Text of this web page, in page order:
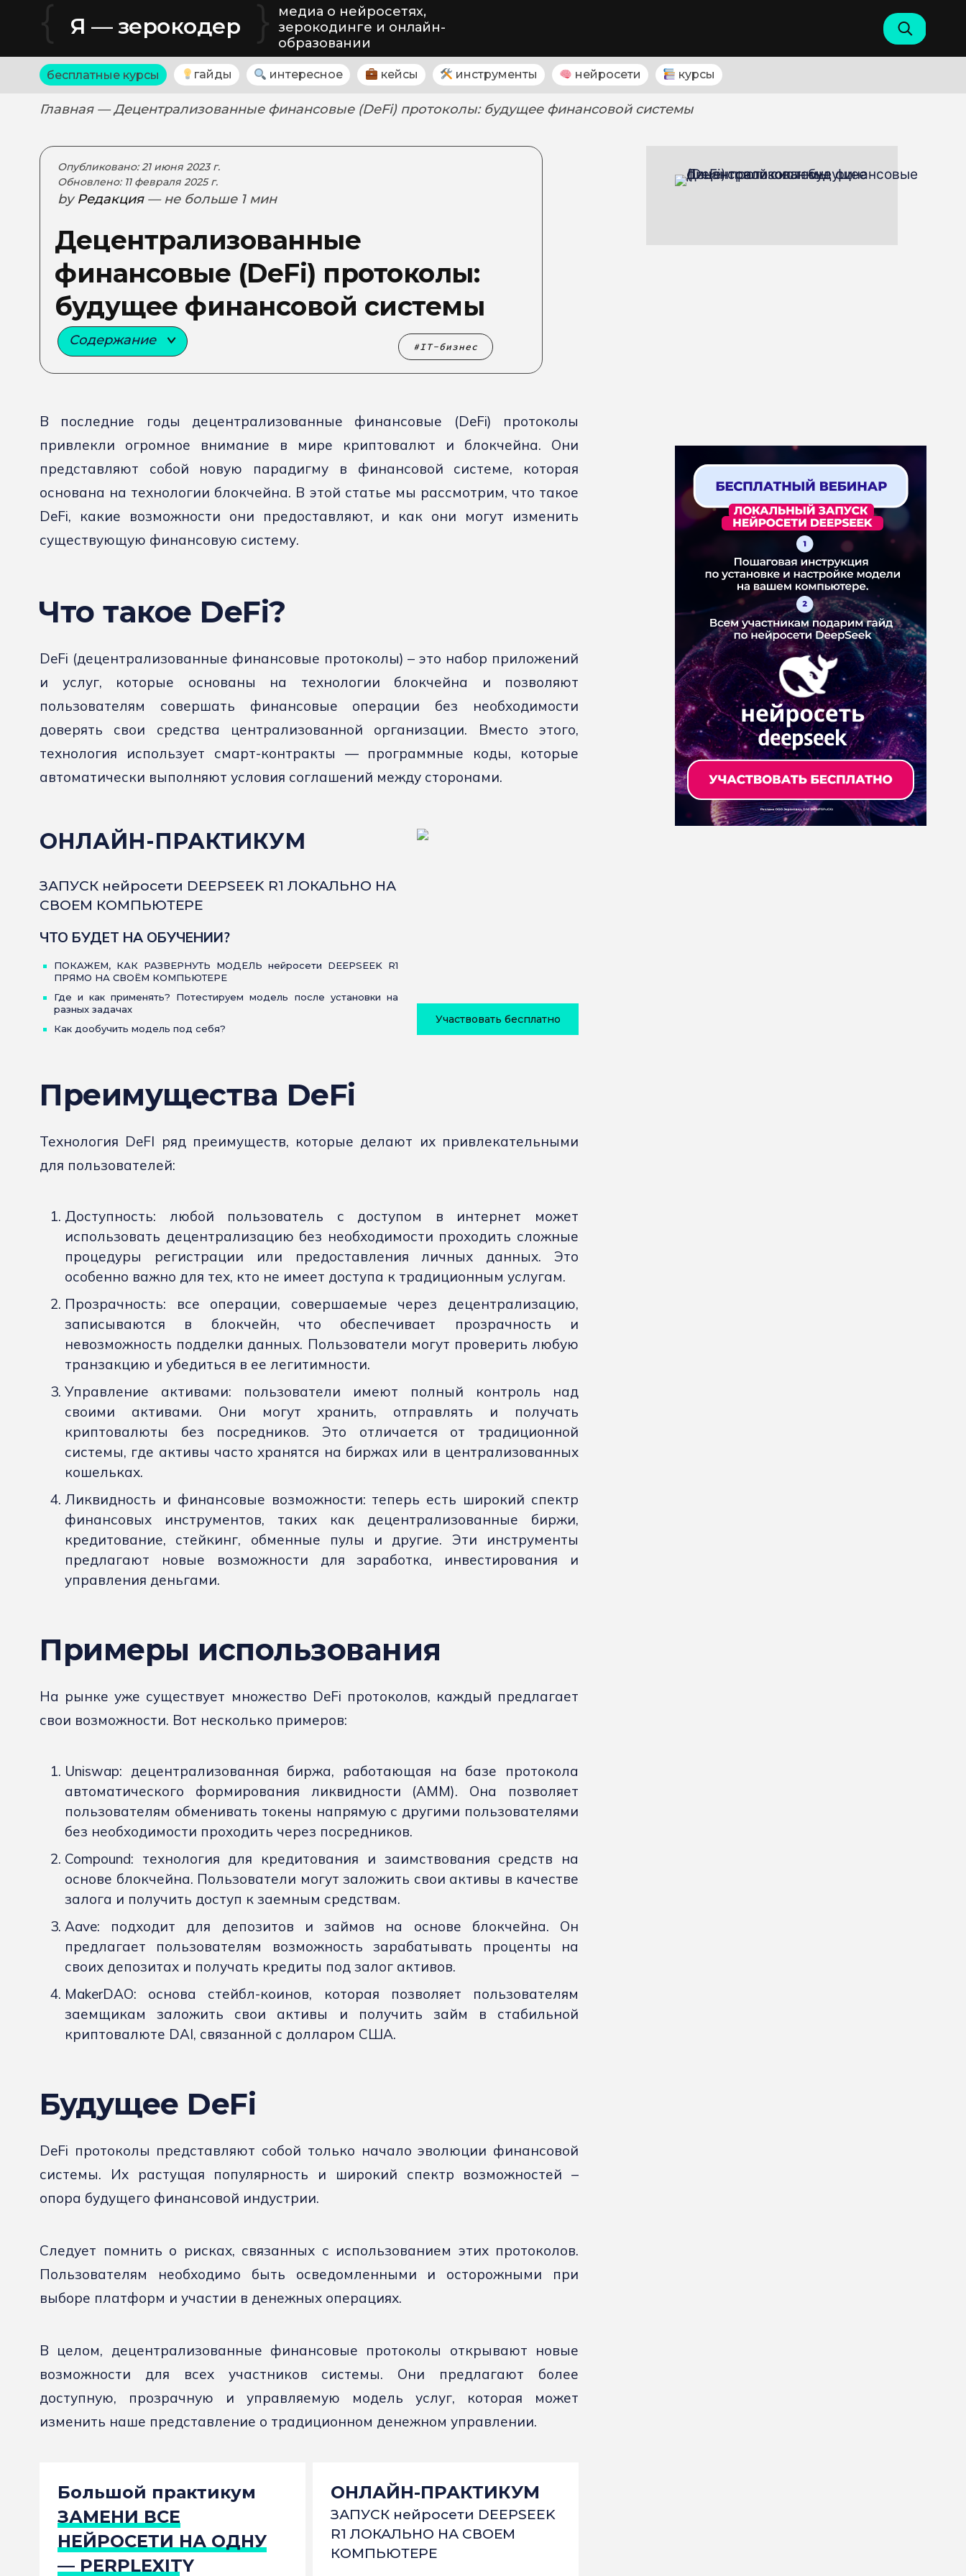
{ Я — зерокодер }
медиа о нейросетях,
зерокодинге и онлайн-
образовании
бесплатные курсы гайды интересное кейсы инструменты нейросети курсы
Главная — Децентрализованные финансовые (DeFi) протоколы: будущее финансовой системы
Опубликовано: 21 июня 2023 г.
Обновлено: 11 февраля 2025 г.
byРедакция — не больше 1 мин
Децентрализованные
финансовые (DeFi) протоколы:
будущее финансовой системы
Содержание IT-бизнес
В последние годы децентрализованные финансовые (DeFi) протоколы
привлекли огромное внимание в мире криптовалют и блокчейна. Они
представляют собой новую парадигму в финансовой системе, которая
основана на технологии блокчейна. В этой статье мы рассмотрим, что такое
DeFi, какие возможности они предоставляют, и как они могут изменить
существующую финансовую систему.
Что такое DeFi?
DeFi (децентрализованные финансовые протоколы) – это набор приложений
и услуг, которые основаны на технологии блокчейна и позволяют
пользователям совершать финансовые операции без необходимости
доверять свои средства централизованной организации. Вместо этого,
технология использует смарт-контракты — программные коды, которые
автоматически выполняют условия соглашений между сторонами.
ОНЛАЙН-ПРАКТИКУМ
ЗАПУСК нейросети DEEPSEEK R1 ЛОКАЛЬНО НА
СВОЕМ КОМПЬЮТЕРЕ
ЧТО БУДЕТ НА ОБУЧЕНИИ?
ПОКАЖЕМ, КАК РАЗВЕРНУТЬ МОДЕЛЬ нейросети DEEPSEEK R1
ПРЯМО НА СВОЁМ КОМПЬЮТЕРЕ
Где и как применять? Потестируем модель после установки на
разных задачах
Как дообучить модель под себя?
Участвовать бесплатно
Преимущества DeFi
Технология DeFI ряд преимуществ, которые делают их привлекательными
для пользователей:
Доступность: любой пользователь с доступом в интернет может
использовать децентрализацию без необходимости проходить сложные
процедуры регистрации или предоставления личных данных. Это
особенно важно для тех, кто не имеет доступа к традиционным услугам.
Прозрачность: все операции, совершаемые через децентрализацию,
записываются в блокчейн, что обеспечивает прозрачность и
невозможность подделки данных. Пользователи могут проверить любую
транзакцию и убедиться в ее легитимности.
Управление активами: пользователи имеют полный контроль над
своими активами. Они могут хранить, отправлять и получать
криптовалюты без посредников. Это отличается от традиционной
системы, где активы часто хранятся на биржах или в централизованных
кошельках.
Ликвидность и финансовые возможности: теперь есть широкий спектр
финансовых инструментов, таких как децентрализованные биржи,
кредитование, стейкинг, обменные пулы и другие. Эти инструменты
предлагают новые возможности для заработка, инвестирования и
управления деньгами.
Примеры использования
На рынке уже существует множество DeFi протоколов, каждый предлагает
свои возможности. Вот несколько примеров:
Uniswap: децентрализованная биржа, работающая на базе протокола
автоматического формирования ликвидности (AMM). Она позволяет
пользователям обменивать токены напрямую с другими пользователями
без необходимости проходить через посредников.
Compound: технология для кредитования и заимствования средств на
основе блокчейна. Пользователи могут заложить свои активы в качестве
залога и получить доступ к заемным средствам.
Aave: подходит для депозитов и займов на основе блокчейна. Он
предлагает пользователям возможность зарабатывать проценты на
своих депозитах и получать кредиты под залог активов.
MakerDAO: основа стейбл-коинов, которая позволяет пользователям
заемщикам заложить свои активы и получить займ в стабильной
криптовалюте DAI, связанной с долларом США.
Будущее DeFi
DeFi протоколы представляют собой только начало эволюции финансовой
системы. Их растущая популярность и широкий спектр возможностей –
опора будущего финансовой индустрии.
Следует помнить о рисках, связанных с использованием этих протоколов.
Пользователям необходимо быть осведомленными и осторожными при
выборе платформ и участии в денежных операциях.
В целом, децентрализованные финансовые протоколы открывают новые
возможности для всех участников системы. Они предлагают более
доступную, прозрачную и управляемую модель услуг, которая может
изменить наше представление о традиционном денежном управлении.
Большой практикум
ЗАМЕНИ ВСЕ
НЕЙРОСЕТИ НА ОДНУ
— PERPLEXITY
ОНЛАЙН-ПРАКТИКУМ
ЗАПУСК нейросети DEEPSEEK
R1 ЛОКАЛЬНО НА СВОЕМ
КОМПЬЮТЕРЕ